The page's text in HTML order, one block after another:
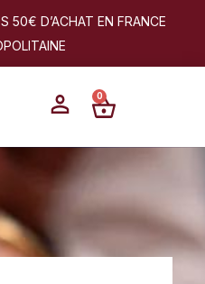
50€ D’ACHAT EN FRANCE
0